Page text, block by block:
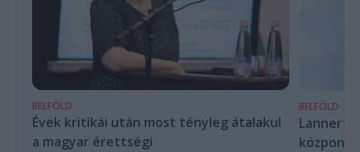
BELFÖLD
Évek kritikái után most tényleg átalakul
a magyar érettségi
BELFÖLD
Lannert